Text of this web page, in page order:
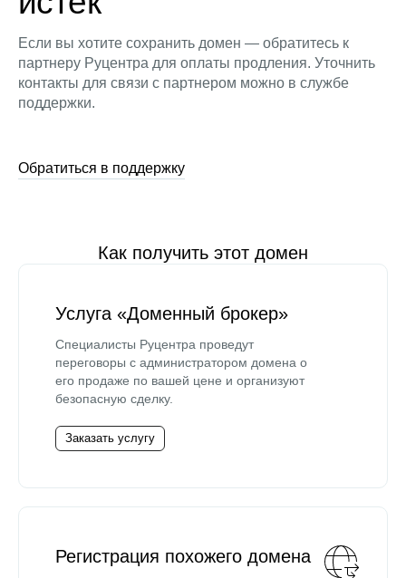
Если вы хотите сохранить домен — обратитесь к
партнеру Руцентра для оплаты продления. Уточнить
контакты для связи с партнером можно в службе
поддержки.
Обратиться в поддержку
Как получить этот домен
Услуга «Доменный брокер»
Специалисты Руцентра проведут
переговоры с администратором домена о
его продаже по вашей цене и организуют
безопасную сделку.
Заказать услугу
Регистрация похожего домена